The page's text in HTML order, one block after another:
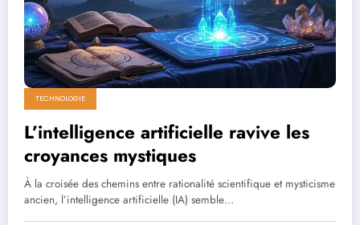
TECHNOLOGIE
L’intelligence artificielle ravive les
croyances mystiques
À la croisée des chemins entre rationalité scientifique et mysticisme
ancien, l’intelligence artificielle (IA) semble…